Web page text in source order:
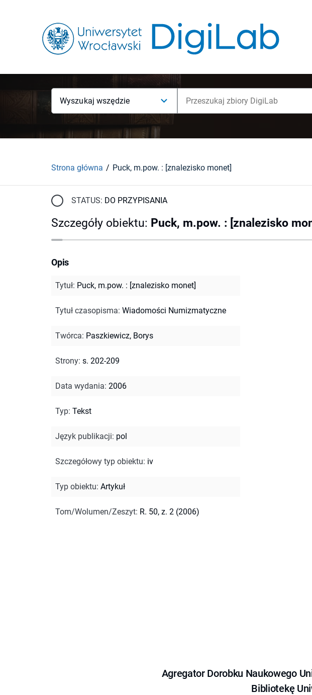
Wyszukaj wszędzie
Strona główna Puck, m.pow. : [znalezisko monet]
STATUS: DO PRZYPISANIA
Szczegóły obiektu: Puck, m.pow. : [znalezisko
Opis
Tytuł: Puck, m.pow. : [znalezisko monet]
Tytuł czasopisma: Wiadomości Numizmatyczne
Twórca: Paszkiewicz, Borys
Strony: s. 202-209
Data wydania: 2006
Typ: Tekst
Język publikacji: pol
Szczegółowy typ obiektu: iv
Typ obiektu: Artykuł
Tom/Wolumen/Zeszyt: R. 50, z. 2 (2006)
Agregator Dorobku Naukowego
Bibliotekę